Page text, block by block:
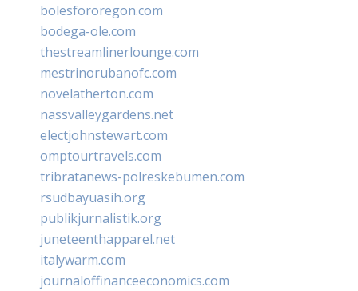
bolesfororegon.com
bodega-ole.com
thestreamlinerlounge.com
mestrinorubanofc.com
novelatherton.com
nassvalleygardens.net
electjohnstewart.com
omptourtravels.com
tribratanews-polreskebumen.com
rsudbayuasih.org
publikjurnalistik.org
juneteenthapparel.net
italywarm.com
journaloffinanceeconomics.com